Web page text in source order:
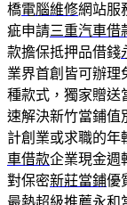
橋電腦維修網站服
疵申請三重汽車借
款擔保抵押品借錢
業界首創皆可辦理
種款式，獨家贈送
速解決新竹當鋪值
計創業或求職的年
車借款企業現金週
對保密新莊當鋪優
最熱超級推薦永和